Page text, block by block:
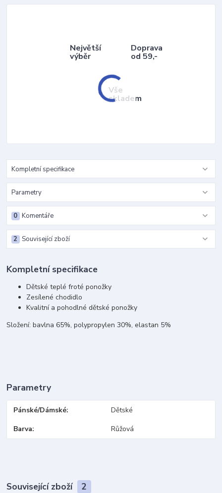
Největší
výběr
Doprava
od 59,-
Vše
skladem
Kompletní specifikace
Parametry
Komentáře
0
Související zboží
2
Kompletní specifikace
Dětské teplé froté ponožky
Zesílené chodidlo
Kvalitní a pohodlné dětské ponožky
Složení: bavlna 65%, polypropylen 30%, elastan 5%
Parametry
Pánské/Dámské Dětské
Barva Růžová
Související zboží 2